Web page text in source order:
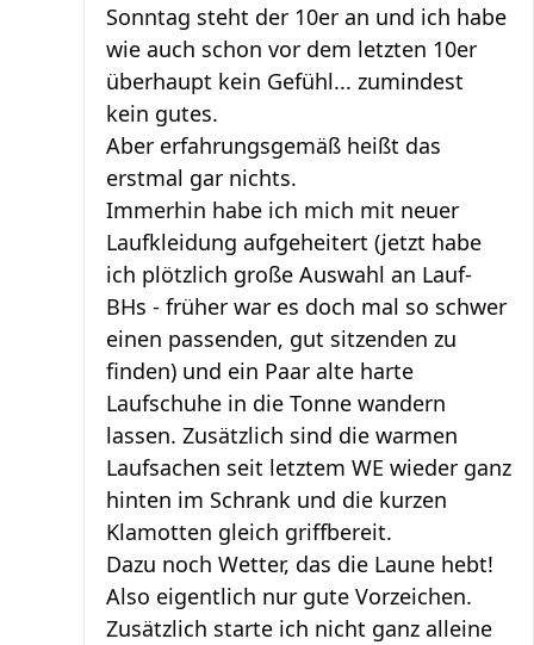
Sonntag steht der 10er an und ich habe
wie auch schon vor dem letzten 10er
überhaupt kein Gefühl... zumindest
kein gutes.
Aber erfahrungsgemäß heißt das
erstmal gar nichts.
Immerhin habe ich mich mit neuer
Laufkleidung aufgeheitert (jetzt habe
ich plötzlich große Auswahl an Lauf-
BHs - früher war es doch mal so schwer
einen passenden, gut sitzenden zu
finden) und ein Paar alte harte
Laufschuhe in die Tonne wandern
lassen. Zusätzlich sind die warmen
Laufsachen seit letztem WE wieder ganz
hinten im Schrank und die kurzen
Klamotten gleich griffbereit.
Dazu noch Wetter, das die Laune hebt!
Also eigentlich nur gute Vorzeichen.
Zusätzlich starte ich nicht ganz alleine